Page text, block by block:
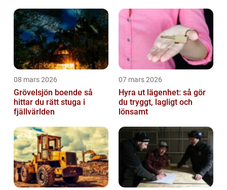
08 mars 2026
Grövelsjön boende så
hittar du rätt stuga i
fjällvärlden
07 mars 2026
Hyra ut lägenhet: så gör
du tryggt, lagligt och
lönsamt